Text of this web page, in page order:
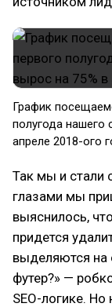
График
полугода нашего
апреле 2018-ого
Так мы и стали
глазами мы
выяснилось,
придется
выделяются
футер?» —
SEO-логике.